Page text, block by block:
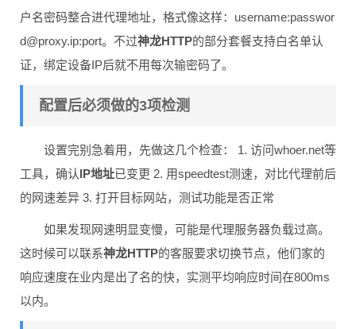
户名密码整合进代理地址，格式像这样：username:passwor
d@proxy.ip:port。不过神龙HTTP的部分套餐支持白名单认
证，绑定设备IP后就不用每次输密码了。
配置后必须做的3项检测
设置完别急着用，先做这几个检查： 1. 访问whoer.net等
工具，确认IP地址已变更 2. 用speedtest测速，对比代理前后
的网速差异 3. 打开目标网站，测试功能是否正常
如果发现网速明显变慢，可能是代理服务器负载过高。
这时候可以联系神龙HTTP的客服要求切换节点，他们家的
响应速度在业内是出了名的快，实测平均响应时间在800ms
以内。